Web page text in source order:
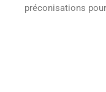
préconisations